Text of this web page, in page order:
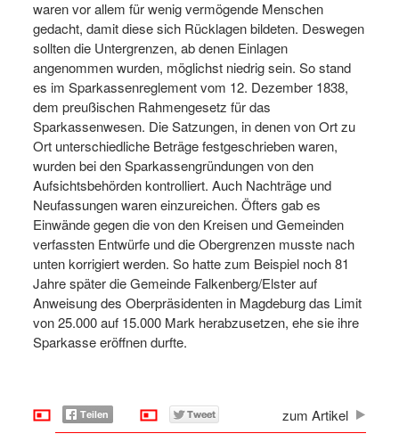
waren vor allem für wenig vermögende Menschen
gedacht, damit diese sich Rücklagen bildeten. Deswegen
sollten die Untergrenzen, ab denen Einlagen
angenommen wurden, möglichst niedrig sein. So stand
es im Sparkassenreglement vom 12. Dezember 1838,
dem preußischen Rahmengesetz für das
Sparkassenwesen. Die Satzungen, in denen von Ort zu
Ort unterschiedliche Beträge festgeschrieben waren,
wurden bei den Sparkassengründungen von den
Aufsichtsbehörden kontrolliert. Auch Nachträge und
Neufassungen waren einzureichen. Öfters gab es
Einwände gegen die von den Kreisen und Gemeinden
verfassten Entwürfe und die Obergrenzen musste nach
unten korrigiert werden. So hatte zum Beispiel noch 81
Jahre später die Gemeinde Falkenberg/Elster auf
Anweisung des Oberpräsidenten in Magdeburg das Limit
von 25.000 auf 15.000 Mark herabzusetzen, ehe sie ihre
Sparkasse eröffnen durfte.
zum Artikel